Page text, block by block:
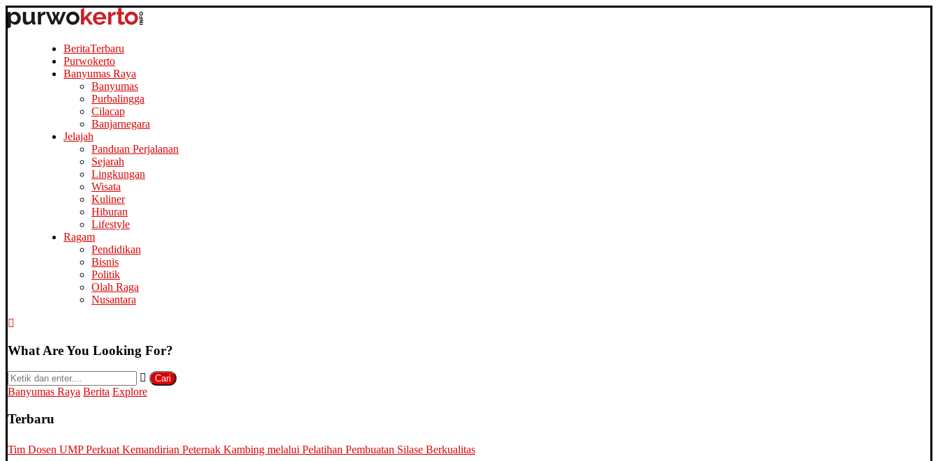
BeritaTerbaru
Purwokerto
Banyumas Raya
Banyumas
Purbalingga
Cilacap
Banjarnegara
Jelajah
Panduan Perjalanan
Sejarah
Lingkungan
Wisata
Kuliner
Hiburan
Lifestyle
Ragam
Pendidikan
Bisnis
Politik
Olah Raga
Nusantara
What Are You Looking For?
Cari
Banyumas Raya Berita Explore
Terbaru
Tim Dosen UMP Perkuat Kemandirian Peternak Kambing melalui Pelatihan Pembuatan Silase Berkualitas